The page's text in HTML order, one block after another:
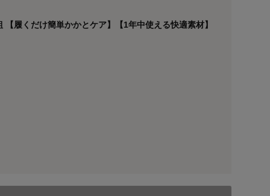
履くだけ簡単かかとケア】【1年中使える快適素材】